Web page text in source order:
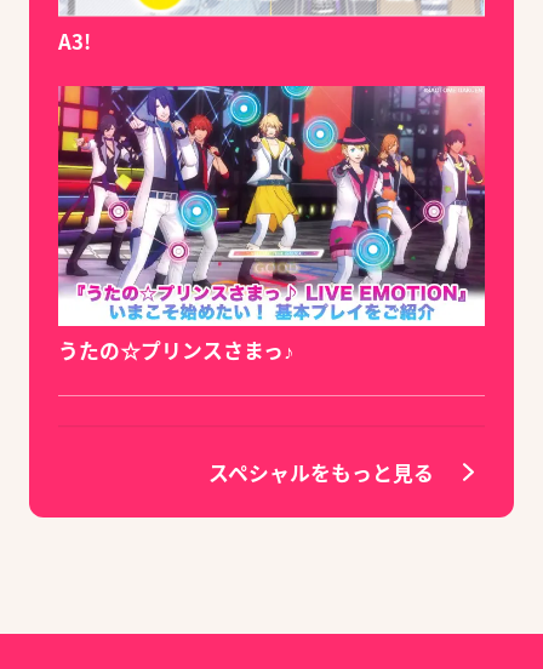
A3!
うたの☆プリンスさまっ♪
スペシャルをもっと見る